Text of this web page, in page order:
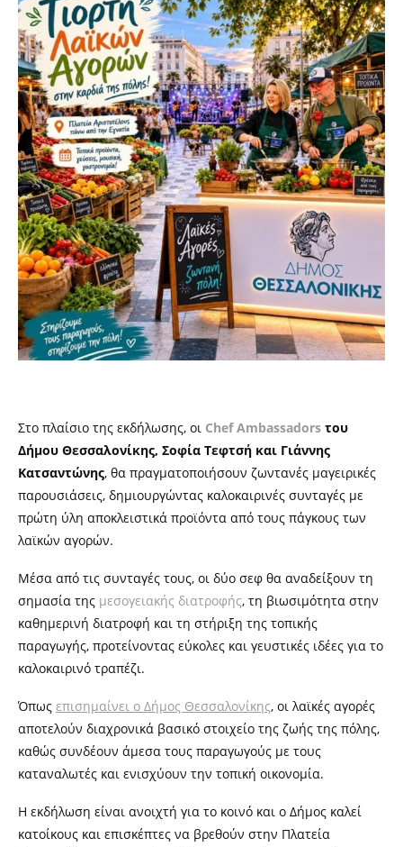
Στο πλαίσιο της εκδήλωσης, οι Chef Ambassadors του
Δήμου Θεσσαλονίκης, Σοφία Τεφτσή και Γιάννης
Κατσαντώνης, θα πραγματοποιήσουν ζωντανές μαγειρικές
παρουσιάσεις, δημιουργώντας καλοκαιρινές συνταγές με
πρώτη ύλη αποκλειστικά προϊόντα από τους πάγκους των
λαϊκών αγορών.
Μέσα από τις συνταγές τους, οι δύο σεφ θα αναδείξουν τη
σημασία της μεσογειακής διατροφής, τη βιωσιμότητα στην
καθημερινή διατροφή και τη στήριξη της τοπικής
παραγωγής, προτείνοντας εύκολες και γευστικές ιδέες για το
καλοκαιρινό τραπέζι.
Όπως επισημαίνει ο Δήμος Θεσσαλονίκης, οι λαϊκές αγορές
αποτελούν διαχρονικά βασικό στοιχείο της ζωής της πόλης,
καθώς συνδέουν άμεσα τους παραγωγούς με τους
καταναλωτές και ενισχύουν την τοπική οικονομία.
Η εκδήλωση είναι ανοιχτή για το κοινό και ο Δήμος καλεί
κατοίκους και επισκέπτες να βρεθούν στην Πλατεία